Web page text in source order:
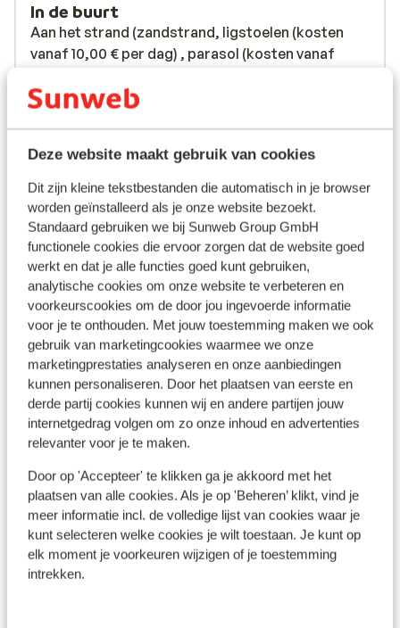
Deze website maakt gebruik van cookies
Dit zijn kleine tekstbestanden die automatisch in je browser
worden geïnstalleerd als je onze website bezoekt.
Standaard gebruiken we bij Sunweb Group GmbH
functionele cookies die ervoor zorgen dat de website goed
werkt en dat je alle functies goed kunt gebruiken,
analytische cookies om onze website te verbeteren en
voorkeurscookies om de door jou ingevoerde informatie
voor je te onthouden. Met jouw toestemming maken we ook
gebruik van marketingcookies waarmee we onze
marketingprestaties analyseren en onze aanbiedingen
kunnen personaliseren. Door het plaatsen van eerste en
derde partij cookies kunnen wij en andere partijen jouw
internetgedrag volgen om zo onze inhoud en advertenties
relevanter voor je te maken.
Door op 'Accepteer' te klikken ga je akkoord met het
plaatsen van alle cookies. Als je op 'Beheren’ klikt, vind je
meer informatie incl. de volledige lijst van cookies waar je
kunt selecteren welke cookies je wilt toestaan. Je kunt op
elk moment je voorkeuren wijzigen of je toestemming
intrekken.
In de buurt
Aan het strand (zandstrand, ligstoelen (kosten
vanaf 10,00 € per dag) , parasol (kosten vanaf
In het centrum
Winkels: 150 m
(Mini)supermarkt: 50 m
Restaurant: 200 m
Arts: 200 m
Ziekenhuis: 20 km
Ook interessant voor jou